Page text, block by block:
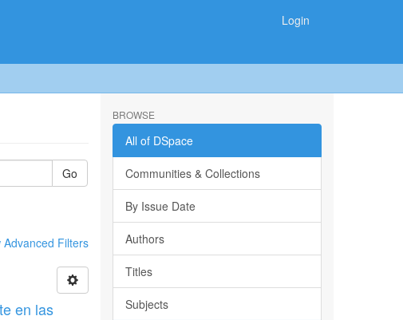
Login
Go
Advanced Filters
en las
BROWSE
All of DSpace
Communities & Collections
By Issue Date
Authors
Titles
Subjects